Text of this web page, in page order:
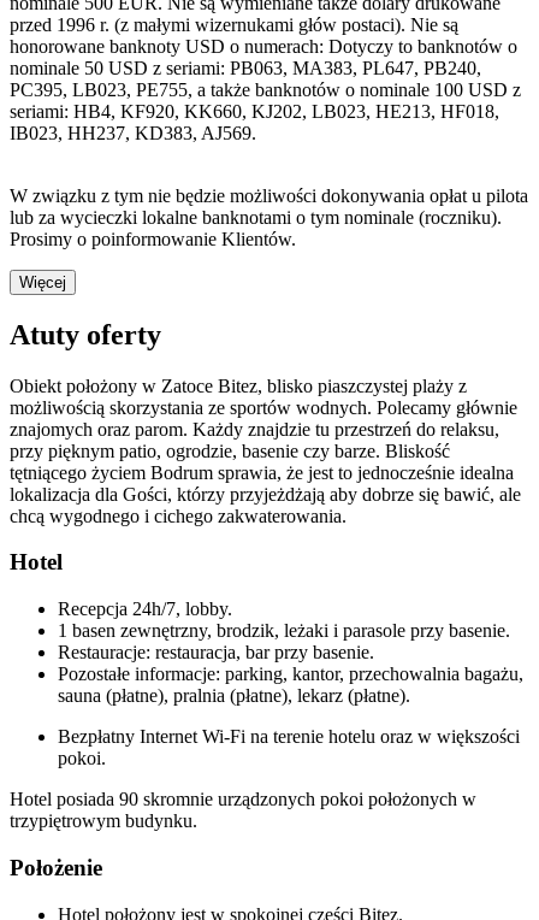
przed 1996 r. (z małymi wizernukami głów postaci). Nie są
honorowane banknoty USD o numerach: Dotyczy to banknotów o
nominale 50 USD z seriami: PB063, MA383, PL647, PB240,
PC395, LB023, PE755, a także banknotów o nominale 100 USD z
seriami: HB4, KF920, KK660, KJ202, LB023, HE213, HF018,
IB023, HH237, KD383, AJ569.
W związku z tym nie będzie możliwości dokonywania opłat u pilota
lub za wycieczki lokalne banknotami o tym nominale (roczniku).
Prosimy o poinformowanie Klientów.
Więcej
Atuty oferty
Obiekt położony w Zatoce Bitez, blisko piaszczystej plaży z
możliwością skorzystania ze sportów wodnych. Polecamy głównie
znajomych oraz parom. Każdy znajdzie tu przestrzeń do relaksu,
przy pięknym patio, ogrodzie, basenie czy barze. Bliskość
tętniącego życiem Bodrum sprawia, że jest to jednocześnie idealna
lokalizacja dla Gości, którzy przyjeżdżają aby dobrze się bawić, ale
chcą wygodnego i cichego zakwaterowania.
Hotel
Recepcja 24h/7, lobby.
1 basen zewnętrzny, brodzik, leżaki i parasole przy basenie.
Restauracje: restauracja, bar przy basenie.
Pozostałe informacje: parking, kantor, przechowalnia bagażu,
sauna (płatne), pralnia (płatne), lekarz (płatne).
Bezpłatny Internet Wi-Fi na terenie hotelu oraz w większości
pokoi.
Hotel posiada 90 skromnie urządzonych pokoi położonych w
trzypiętrowym budynku.
Położenie
Hotel położony jest w spokojnej części Bitez.